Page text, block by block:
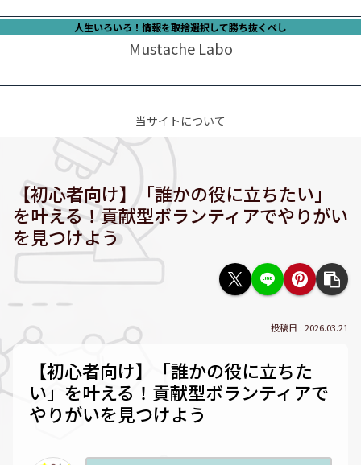
人生いろいろ！情報を取捨選択して勝ち抜くべし
Mustache Labo
当サイトについて
【初心者向け】「誰かの役に立ちたい」
を叶える！貢献型ボランティアでやりがい
を見つけよう
2026.03.21
【初心者向け】「誰かの役に立ちた
い」を叶える！貢献型ボランティアで
やりがいを見つけよう